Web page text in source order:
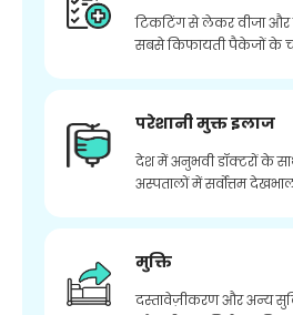
टिकटिंग से लेकर वीजा और
सबसे किफायती पैकेजों के
परेशानी मुक्त इलाज
देश में अनुभवी डॉक्टरों के
अस्पतालों में सर्वोत्तम
मुक्ति
दस्तावेज़ीकरण और अन्य